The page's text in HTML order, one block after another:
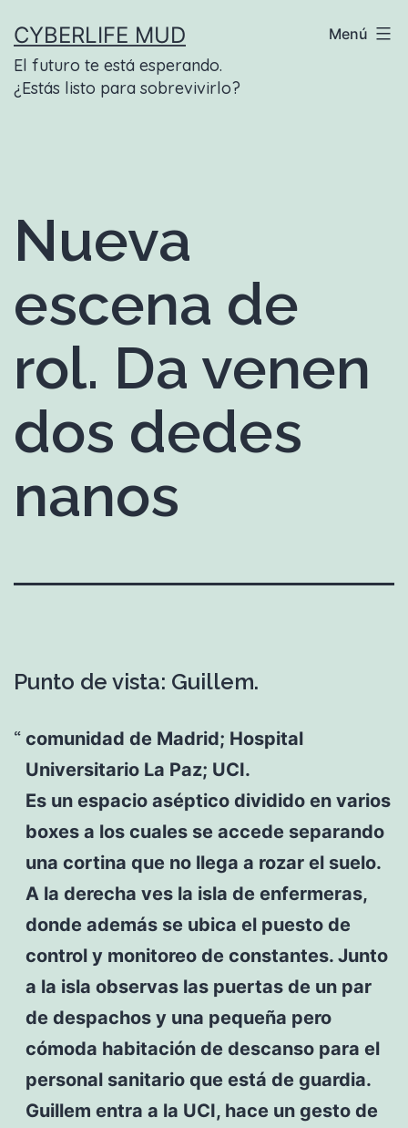
contenido
CYBERLIFE MUD
El futuro te está esperando.
¿Estás listo para sobrevivirlo?
Menú
Nueva
escena de
rol. Da venen
dos dedes
nanos
Punto de vista: Guillem.
comunidad de Madrid; Hospital
Universitario La Paz; UCI.
Es un espacio aséptico dividido en varios
boxes a los cuales se accede separando
una cortina que no llega a rozar el suelo.
A la derecha ves la isla de enfermeras,
donde además se ubica el puesto de
control y monitoreo de constantes. Junto
a la isla observas las puertas de un par
de despachos y una pequeña pero
cómoda habitación de descanso para el
personal sanitario que está de guardia.
Guillem entra a la UCI, hace un gesto de